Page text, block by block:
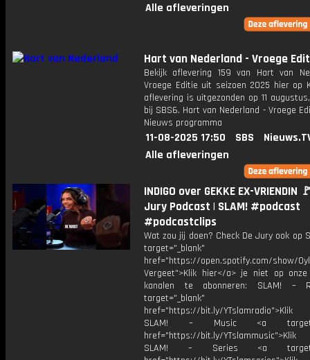
Alle afleveringen
Hart van Nederland - Vroege
Bekijk aflevering 159 van Hart van
Vroege Editie uit seizoen 2025 hier op
aflevering is uitgezonden op 11
bij SBS6. Hart van Nederland - Vroege
Nieuws programma
11-08-2025 17:50 SBS
Alle afleveringen
INDIGO over GEKKE EX-VRIENDIN
Jury Podcast | SLAM! #podcast
#podcastclips
Wat zou jij doen? Check De Jury ook op
target="_blank"
href="https://open.spotify.com/show/
Vergeet">Klik hier</a> je niet op onze
kanalen te abonneren: SLAM! –
target="_blank"
href="https://bit.ly/
SLAM! – Music <a
href="https://bit.ly/
SLAM! – Series <a